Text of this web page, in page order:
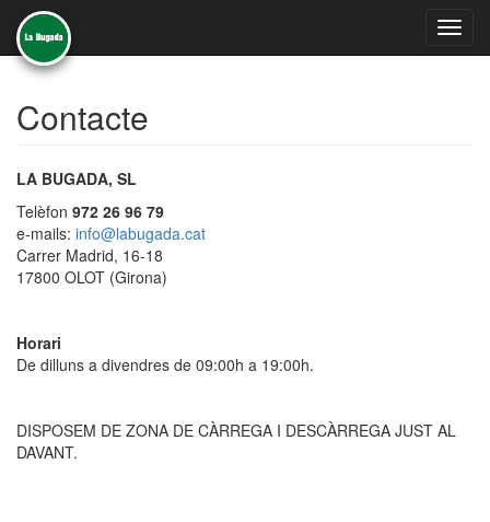
Contacte
LA BUGADA, SL
Telèfon 972 26 96 79
e-mails: info@labugada.cat
Carrer Madrid, 16-18
17800 OLOT (Girona)
Horari
De dilluns a divendres de 09:00h a 19:00h.
DISPOSEM DE ZONA DE CÀRREGA I DESCÀRREGA JUST AL
DAVANT.